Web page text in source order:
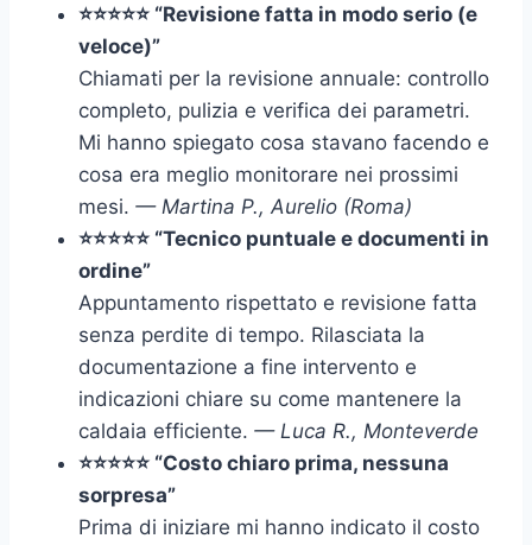
⭐⭐⭐⭐⭐ “Revisione fatta in modo serio (e
veloce)”
Chiamati per la revisione annuale: controllo
completo, pulizia e verifica dei parametri.
Mi hanno spiegato cosa stavano facendo e
cosa era meglio monitorare nei prossimi
mesi. — Martina P., Aurelio (Roma)
⭐⭐⭐⭐⭐ “Tecnico puntuale e documenti in
ordine”
Appuntamento rispettato e revisione fatta
senza perdite di tempo. Rilasciata la
documentazione a fine intervento e
indicazioni chiare su come mantenere la
caldaia efficiente. — Luca R., Monteverde
⭐⭐⭐⭐⭐ “Costo chiaro prima, nessuna
sorpresa”
Prima di iniziare mi hanno indicato il costo